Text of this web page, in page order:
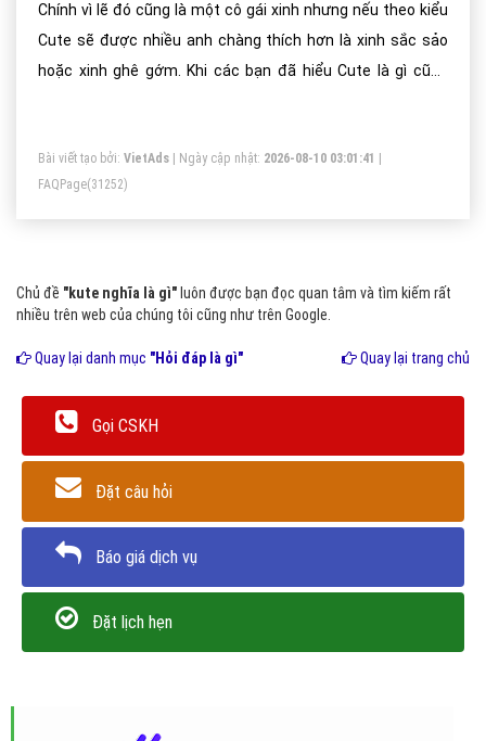
Chính vì lẽ đó cũng là một cô gái xinh nhưng nếu theo kiểu
Cute sẽ được nhiều anh chàng thích hơn là xinh sắc sảo
hoặc xinh ghê gớm. Khi các bạn đã hiểu Cute là gì cũng
Bài viết tạo bởi: VietAds | Ngày cập nhật: 2026-08-10 03:01:41
FAQPage(31252)
Chủ đề "kute nghĩa là gì" luôn được bạn đọc quan tâm và tìm kiếm rất
nhiều trên web của chúng tôi cũng như trên Google.
Quay lại danh mục "Hỏi đáp là gì" Quay lại trang chủ
Gọi CSKH
Đặt câu hỏi
Báo giá dịch vụ
Đặt lịch hẹn